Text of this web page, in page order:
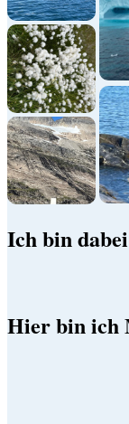
Ich bin dabei
Hier bin ich